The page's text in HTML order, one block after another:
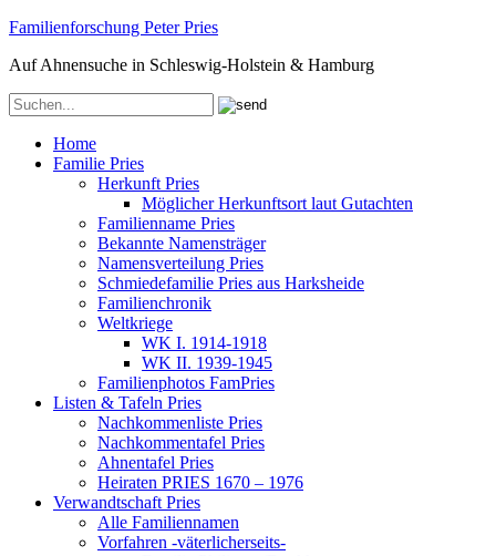
Familienforschung Peter Pries
Auf Ahnensuche in Schleswig-Holstein & Hamburg
Home
Familie Pries
Herkunft Pries
Möglicher Herkunftsort laut Gutachten
Familienname Pries
Bekannte Namensträger
Namensverteilung Pries
Schmiedefamilie Pries aus Harksheide
Familienchronik
Weltkriege
WK I. 1914-1918
WK II. 1939-1945
Familienphotos FamPries
Listen & Tafeln Pries
Nachkommenliste Pries
Nachkommentafel Pries
Ahnentafel Pries
Heiraten PRIES 1670 – 1976
Verwandtschaft Pries
Alle Familiennamen
Vorfahren -väterlicherseits-